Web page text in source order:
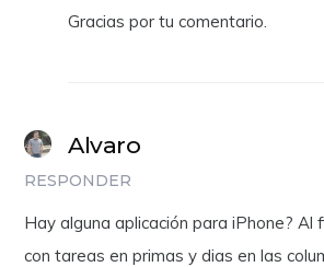
Gracias por tu comentario.
Alvaro
RESPONDER
Hay alguna aplicación para iPhone? Al
con tareas en primas y dias en las